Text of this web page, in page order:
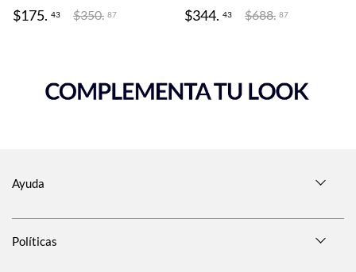
$175. 43 $350. 87 $344. 43 $688. 87
Ayuda
Políticas